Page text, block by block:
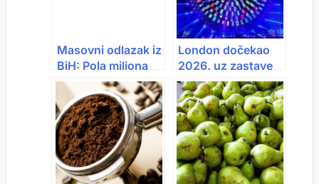
Masovni odlazak iz
BiH: Pola miliona
ljudi otišlo u 10
godina
London dočekao
2026. uz zastave
BiH, Hrvatske,
Srbije, Crne Gore,
Slovenije i Sjeverne
Makedonije